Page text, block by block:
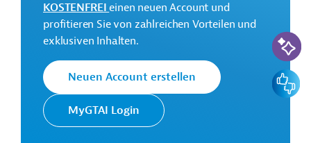
International
Cooperation
Agency (JICA)
Die JICA setzt die Finanzielle
Zusammenarbeit (FZ) Japans im
Agentur sind die Unterstützung des
sozioökonomischen Wachstums in
Entwicklungsländern und die
Förderung der internationalen
KOSTENFREIeinen neuen Account und
profitieren Sie von zahlreichen Vorteilen und
exklusiven Inhalten.
Neuen Account erstellen
MyGTAI Login
KI-